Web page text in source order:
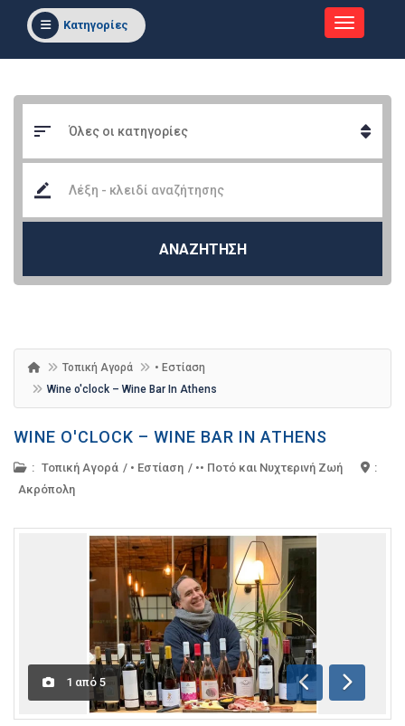
Κατηγορίες
ΑΝΑΖΗΤΗΣΗ
Τοπική Αγορά
• Εστίαση
Wine o'clock – Wine Bar In Athens
WINE O'CLOCK – WINE BAR IN ATHENS
: Τοπική Αγορά / • Εστίαση / •• Ποτό και Νυχτερινή Ζωή
:
Ακρόπολη
1 από 5
Προηγούμενη
Επόμενη